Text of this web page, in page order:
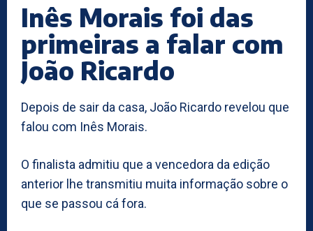
Inês Morais foi das
primeiras a falar com
João Ricardo
Depois de sair da casa, João Ricardo revelou que
falou com Inês Morais.
O finalista admitiu que a vencedora da edição
anterior lhe transmitiu muita informação sobre o
que se passou cá fora.